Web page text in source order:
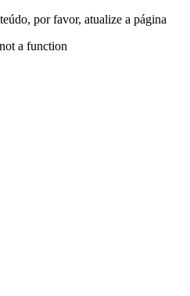
por favor, atualize a página
a function